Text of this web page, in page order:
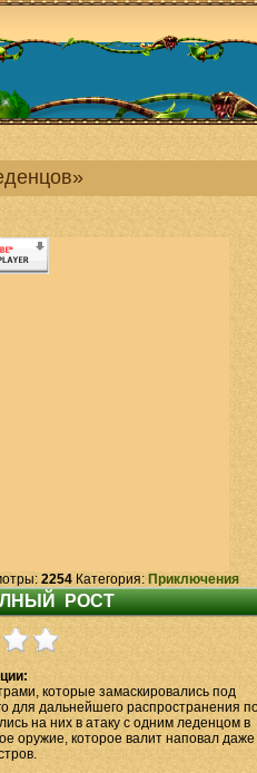
2254Категория: Приключения
которые замаскировались под
для дальнейшего распространения
на них в атаку с одним леденцом в
оружие, которое валит наповал даже